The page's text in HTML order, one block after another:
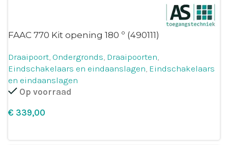
FAAC 770 Kit opening 180 º (490111)
Draaipoort, Ondergronds, Draaipoorten,
Eindschakelaars en eindaanslagen, Eindschakelaars
en eindaanslagen
Op voorraad
€